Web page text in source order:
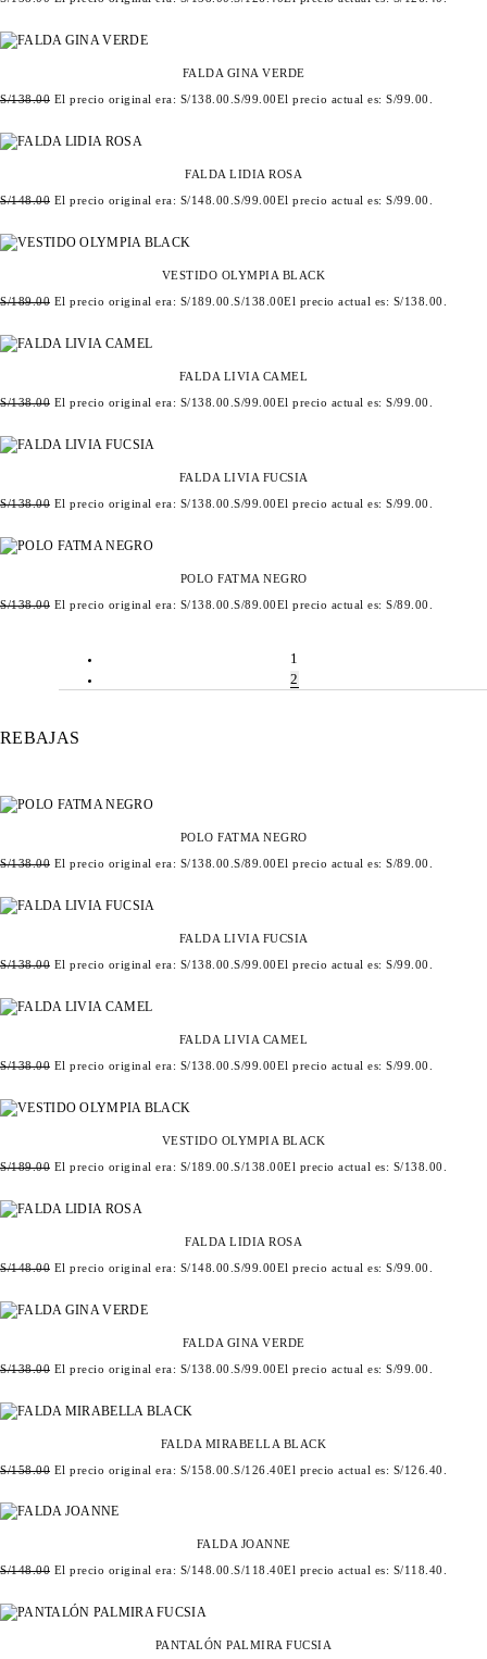
FALDA GINA VERDE
S/138.00 El precio original era: S/138.00.S/99.00El precio actual es: S/99.00.
FALDA LIDIA ROSA
S/148.00 El precio original era: S/148.00. S/99.00El precio actual es: S/99.00.
VESTIDO OLYMPIA BLACK
S/189.00 El precio original era: S/189.00. S/138.00El precio actual es: S/138.00.
FALDA LIVIA CAMEL
S/138.00 El precio original era: S/138.00. S/99.00El precio actual es: S/99.00.
FALDA LIVIA FUCSIA
S/138.00 El precio original era: S/138.00. S/99.00El precio actual es: S/99.00.
POLO FATMA NEGRO
S/138.00 El precio original era: S/138.00. S/89.00El precio actual es: S/89.00.
1
2
REBAJAS
POLO FATMA NEGRO
S/138.00 El precio original era: S/138.00.S/89.00El precio actual es: S/89.00.
FALDA LIVIA FUCSIA
S/138.00 El precio original era: S/138.00.S/99.00El precio actual es: S/99.00.
FALDA LIVIA CAMEL
S/138.00 El precio original era: S/138.00. S/99.00El precio actual es: S/99.00.
VESTIDO OLYMPIA BLACK
S/189.00 El precio original era: S/189.00. S/138.00El precio actual es: S/138.00.
FALDA LIDIA ROSA
S/148.00 El precio original era: S/148.00. S/99.00El precio actual es: S/99.00.
FALDA GINA VERDE
S/138.00 El precio original era: S/138.00. S/99.00El precio actual es: S/99.00.
FALDA MIRABELLA BLACK
S/158.00 El precio original era: S/158.00. S/126.40El precio actual es: S/126.40.
FALDA JOANNE
S/148.00 El precio original era: S/148.00.S/118.40El precio actual es: S/118.40.
PANTALÓN PALMIRA FUCSIA